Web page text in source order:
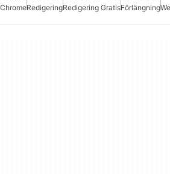
ChromeRedigeringRedigering GratisFörlängning